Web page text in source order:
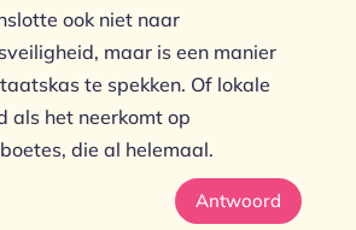
ook niet naar
maar is een manier
te spekken. Of lokale
als het neerkomt op
die al helemaal.
Antwoord